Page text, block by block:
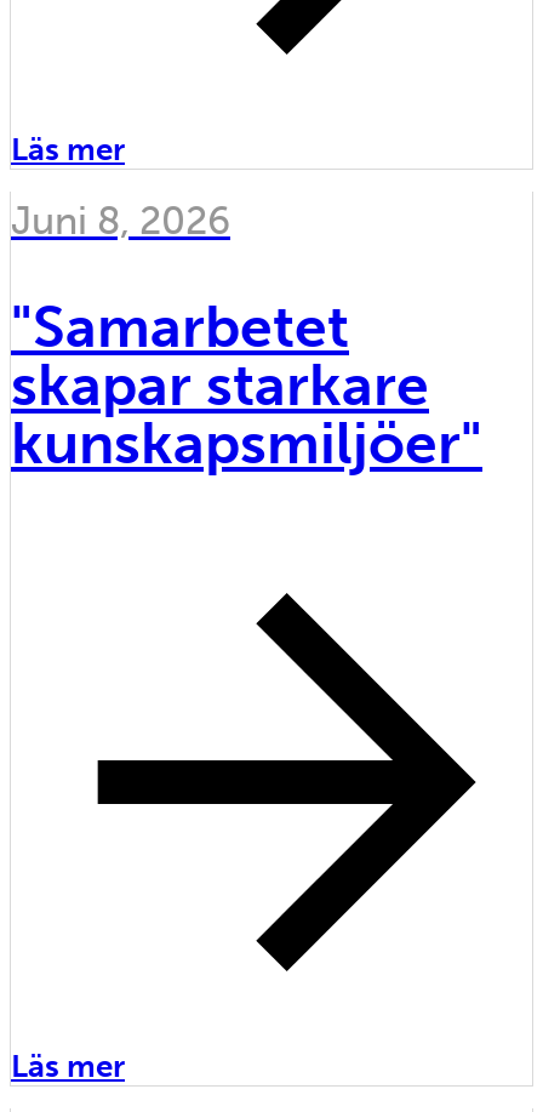
Läs mer
Juni 8, 2026
"Samarbetet
skapar starkare
kunskapsmiljöer"
Läs mer